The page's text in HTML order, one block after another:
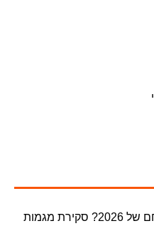
למה בטומי היא יעד ההשקעה החם של 2026? סקירת מגמות